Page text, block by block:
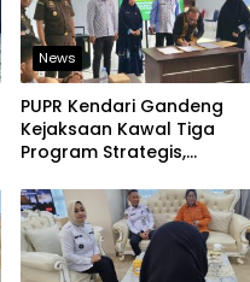
News
PUPR Kendari Gandeng
Kejaksaan Kawal Tiga
Program Strategis,
Infrastruktur Berintegritas